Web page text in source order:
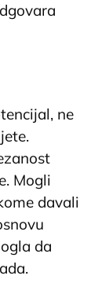
ne
Mogli
davali
da